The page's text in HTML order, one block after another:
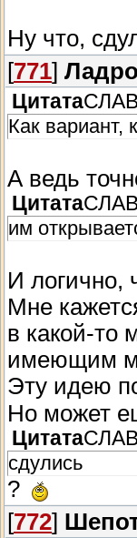
Ну что,
[771]
Цитата
Как вариант,
А ведь
Цитата
им
И логично,
Мне
в какой-то
имеющим
Эту идею
Но может
Цитата
сдулись
?
[772]